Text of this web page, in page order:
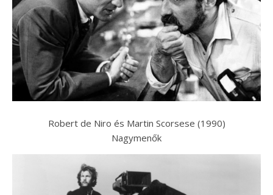
Robert de Niro és Martin Scorsese (1990)
Nagymenők